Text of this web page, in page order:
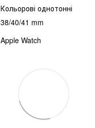
Кольорові однотонні
38/40/41 mm
Apple Watch